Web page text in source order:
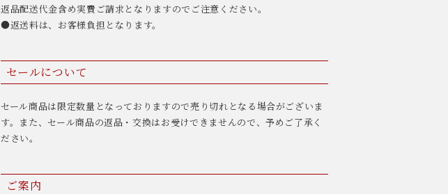
返品配送代金含め実費ご請求となりますのでご注意ください。
●返送料は、お客様負担となります。
セールについて
セール商品は限定数量となっておりますので売り切れとなる場合がございま
す。また、セール商品の返品・交換はお受けできませんので、予めご了承く
ださい。
ご案内